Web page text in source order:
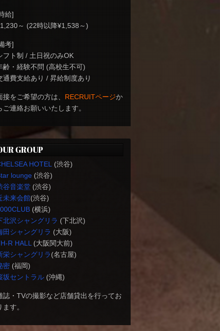
給]
～ (22時以降¥1,538～)
考]
フト制 / 土日祝のみOK
齢・経験不問 (高校生不可)
通費支給あり / 昇給制度あり
接をご希望の方は、 RECRUITページか
ご連絡お願いいたします。
GROUP
HOTEL
(渋谷)
lounge(渋谷)
谷音楽堂(渋谷)
未来会館(渋谷)
(横浜)
北沢シャングリラ (下北沢)
田シャングリラ (大阪)
R HALL (大阪関大前)
栄シャングリラ(名古屋)
密(福岡)
坂セントラル(沖縄)
誌・TVの撮影など店舗貸出を行ってお
ます。